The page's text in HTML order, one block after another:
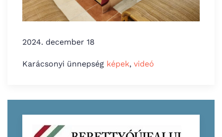
2024. december 18
Karácsonyi ünnepség képek, videó